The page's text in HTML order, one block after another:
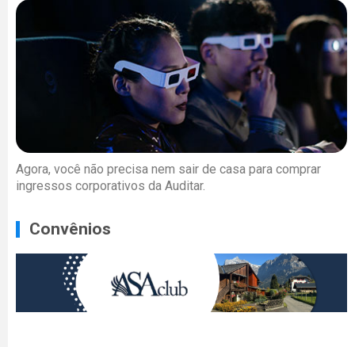
Agora, você não precisa nem sair de casa para comprar
ingressos corporativos da Auditar.
Convênios